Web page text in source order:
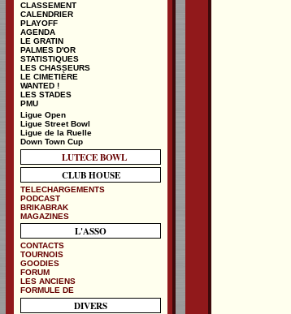
CLASSEMENT
CALENDRIER
PLAYOFF
AGENDA
LE GRATIN
PALMES D'OR
STATISTIQUES
LES CHASSEURS
LE CIMETIÈRE
WANTED !
LES STADES
PMU
Ligue Open
Ligue Street Bowl
Ligue de la Ruelle
Down Town Cup
LUTECE BOWL
CLUB HOUSE
TELECHARGEMENTS
PODCAST
BRIKABRAK
MAGAZINES
L'ASSO
CONTACTS
TOURNOIS
GOODIES
FORUM
LES ANCIENS
FORMULE DE
DIVERS